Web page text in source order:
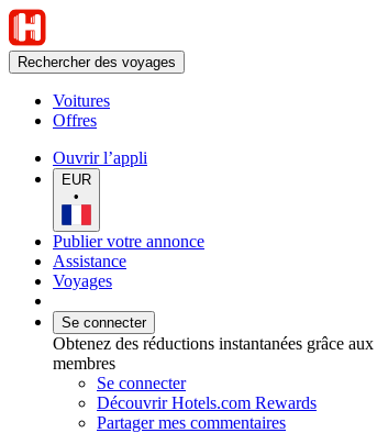
Rechercher des voyages
Voitures
Offres
Ouvrir l’appli
EUR
•
Publier votre annonce
Assistance
Voyages
Se connecter
Obtenez des réductions instantanées grâce
membres
Se connecter
Découvrir Hotels.com Rewards
Partager mes commentaires